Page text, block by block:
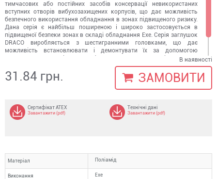
тимчасових або постійних засобів консервації невикористаних
вступних отворів вибухозахищених корпусів, що дає можливість
безпечного використання обладнання в зонах підвищеного ризику.
Дана серія є найбільш поширеною і широко застосовується в
підвищеної безпеки зонах в складі обладнання Exe. Серія заглушок
DRACO виробляється з шестигранними головками, що дає
можливість встановлювати і демонтувати їх за допомогою
гайкового ключа - ріжкового або накидного. Конструкція заглушок
серії DRACO має кільце ущільнювача для різьблення на вході, яке є
додатковим елементом для захисту різьблення від забруднення.
31.84 грн.
В наявностi
ЗАМОВИТИ
Сертифікат ATEX
Завантажити (pdf)
Технічні дані
Завантажити (pdf)
Матеріал Поліамід
Виконання Ехе